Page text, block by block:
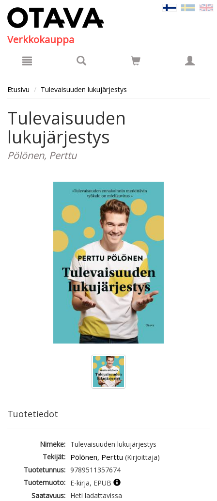
Verkkokauppa
Etusivu Tulevaisuuden lukujärjestys
Tulevaisuuden
lukujärjestys
Pölönen, Perttu
Tuotetiedot
Nimeke: Tulevaisuuden lukujärjestys
Tekijät: Pölönen, Perttu (Kirjoittaja)
Tuotetunnus: 9789511357674
Tuotemuoto: E-kirja, EPUB
Saatavuus: Heti ladattavissa